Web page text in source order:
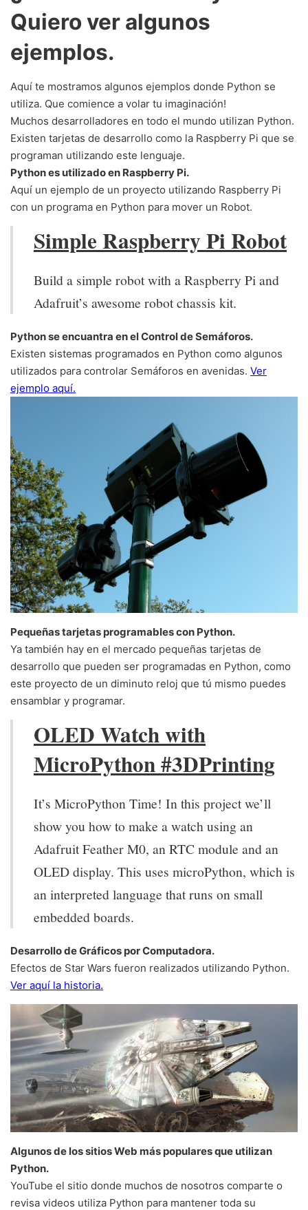
Quiero ver algunos
ejemplos.
Aquí te mostramos algunos ejemplos donde Python se
utiliza. Que comience a volar tu imaginación!
Muchos desarrolladores en todo el mundo utilizan Python.
Existen tarjetas de desarrollo como la Raspberry Pi que se
programan utilizando este lenguaje.
Python es utilizado en Raspberry Pi.
Aquí un ejemplo de un proyecto utilizando Raspberry Pi
con un programa en Python para mover un Robot.
Simple Raspberry Pi Robot
Build a simple robot with a Raspberry Pi and
Adafruit’s awesome robot chassis kit.
Python se encuantra en el Control de Semáforos.
Existen sistemas programados en Python como algunos
utilizados para controlar Semáforos en avenidas. Ver
ejemplo aquí.
Pequeñas tarjetas programables con Python.
Ya también hay en el mercado pequeñas tarjetas de
desarrollo que pueden ser programadas en Python, como
este proyecto de un diminuto reloj que tú mismo puedes
ensamblar y programar.
OLED Watch with
MicroPython #3DPrinting
It’s MicroPython Time! In this project we’ll
show you how to make a watch using an
Adafruit Feather M0, an RTC module and an
OLED display. This uses microPython, which is
an interpreted language that runs on small
embedded boards.
Desarrollo de Gráficos por Computadora.
Efectos de Star Wars fueron realizados utilizando Python.
Ver aquí la historia.
Algunos de los sitios Web más populares que utilizan
Python.
YouTube el sitio donde muchos de nosotros comparte o
revisa videos utiliza Python para mantener toda su